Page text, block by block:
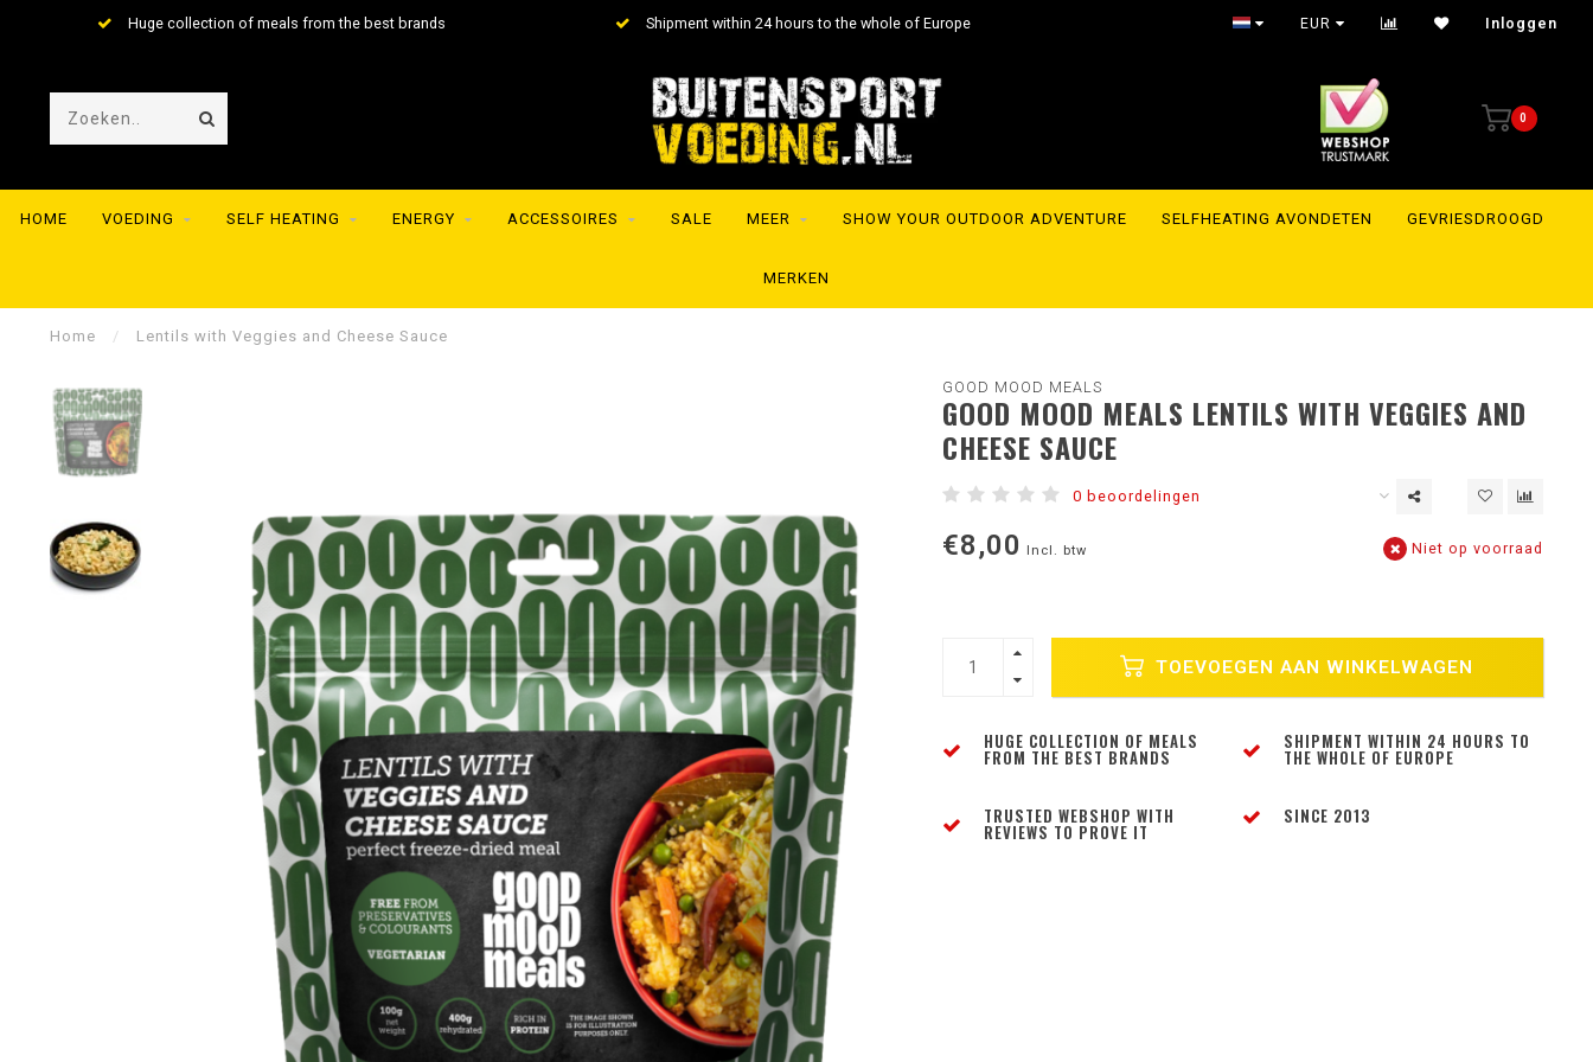
Huge collection of meals from the best brands Shipment within 24 hours to the whole of Europe EUR Inloggen
0
HOME VOEDING SELF HEATING ENERGY ACCESSOIRES SALE MEER SHOW YOUR OUTDOOR ADVENTURE SELFHEATING AVONDETEN GEVRIESDROOGD
MERKEN
Home / Lentils with Veggies and Cheese Sauce
GOOD MOOD MEALS
GOOD MOOD MEALS LENTILS WITH VEGGIES AND
CHEESE SAUCE
0 beoordelingen
€8,00 Incl. btw Niet op voorraad
TOEVOEGEN AAN WINKELWAGEN
HUGE COLLECTION OF MEALS
FROM THE BEST BRANDS
SHIPMENT WITHIN 24 HOURS TO
THE WHOLE OF EUROPE
TRUSTED WEBSHOP WITH
REVIEWS TO PROVE IT
SINCE 2013